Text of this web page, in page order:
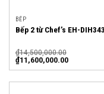
BẾP
Bếp 2 từ Chef’s EH-DIH343
₫14,500,000.00
₫11,600,000.00